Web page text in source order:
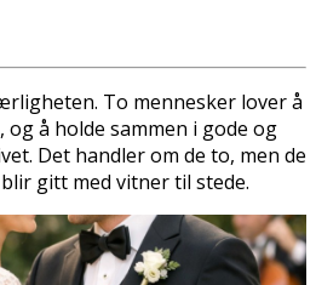
To mennesker lover å
å holde sammen i gode og
Det handler om de to, men de
gitt med vitner til stede.